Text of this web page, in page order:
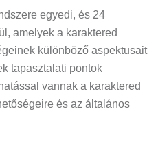
egyedi, és 24
amelyek a karaktered
különböző aspektusait
tapasztalati pontok
vannak a karaktered
és az általános